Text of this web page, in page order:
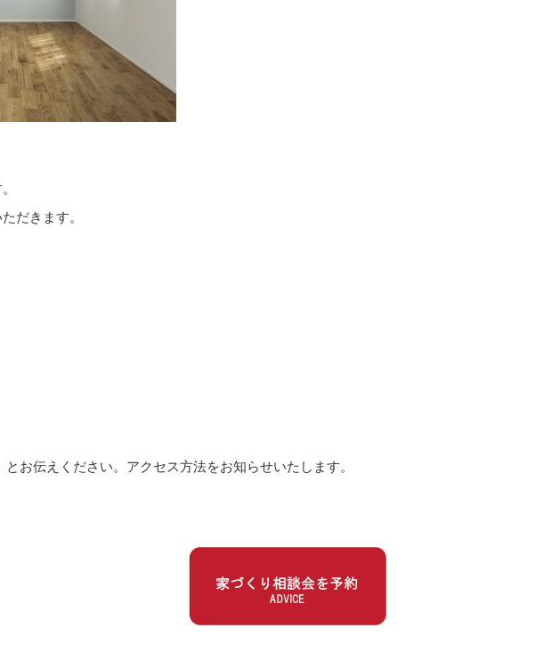
だきます。
お伝えください。アクセス方法をお知らせいたします。